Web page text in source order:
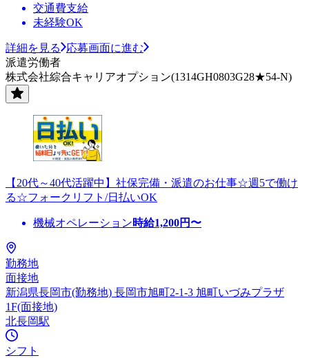
交通費支給
未経験OK
詳細を見る
応募画面に進む
派遣労働者
株式会社綜合キャリアオプション(1314GH0803G28★54-N)
【20代～40代活躍中】社保完備・派遣のお仕事☆週5で働け
る☆フォークリフト/日払いOK
機械オペレーション時給1,200円〜
勤務地
面接地
新潟県長岡市(勤務地) 長岡市旭町2-1-3 旭町いづみプラザ
1F(面接地)
北長岡駅
シフト